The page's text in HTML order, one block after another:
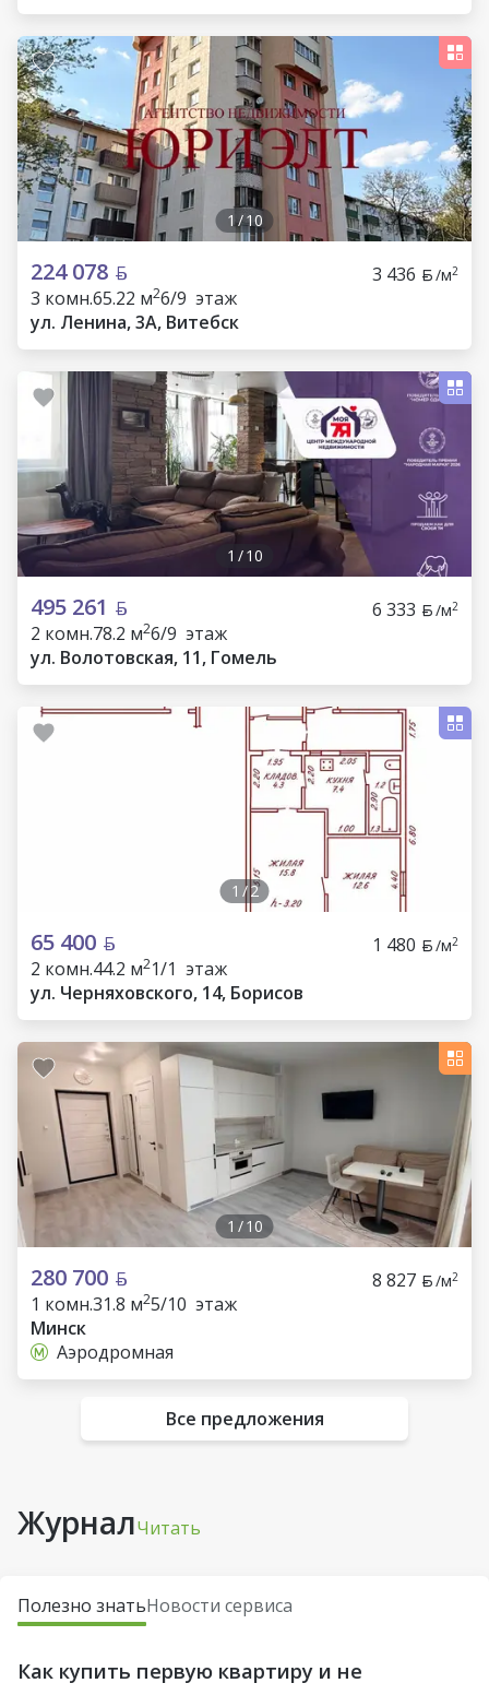
1/10
224 078 3 436 /м2
3 комн.65.22 м26/9 этаж
ул. Ленина, 3А, Витебск
1 /10
495 261 6 333 /м2
2 комн.78.2 м26/9 этаж
ул. Волотовская, 11, Гомель
1 /2
65 400 1 480 /м2
2 комн.44.2 м21/1 этаж
ул. Черняховского, 14, Борисов
1 /10
280 700 8 827 /м2
1 комн.31.8 м25/10 этаж
Минск
Аэродромная
Все предложения
ЖурналЧитать
Полезно знатьНовости сервиса
Как купить первую квартиру и не